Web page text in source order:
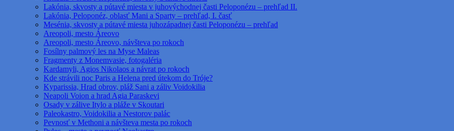
Lakónia, skvosty a pútavé miesta v juhovýchodnej časti Peloponézu – prehľad II.
Lakónia, Peloponéz, oblasť Mani a Sparty – prehľad, I. časť
Mesénia, skvosty a pútavé miesta juhozápadnej časti Peloponézu – prehľad
Areopoli, mesto Áreovo
Areopoli, mesto Áreovo, návšteva po rokoch
Fosílny palmový les na Myse Maleas
Fragmenty z Monemvasie, fotogaléria
Kardamyli, Agios Nikolaos a návrat po rokoch
Kde strávili noc Paris a Helena pred útekom do Tróje?
Kyparissia, Hrad obrov, pláž Sani a záliv Voidokilia
Neapoli Voion a hrad Agia Paraskevi
Osady v zálive Itylo a pláže v Skoutari
Paleokastro, Voidokilia a Nestorov palác
Pevnosť v Methoni a návšteva mesta po rokoch